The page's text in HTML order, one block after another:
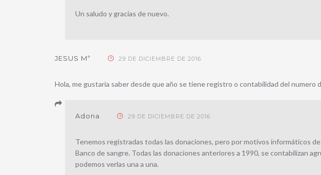
Un saludo y gracias de nuevo.
JESUS Mª 29 DE DICIEMBRE DE 2016
Hola, me gustaria saber desde que año se tiene registro o contabilidad del numero
Adona 29 DE DICIEMBRE DE 2016
Tenemos registradas todas las donaciones, pero por motivos informáticos
Banco de sangre. Todas las donaciones anteriores a 1990, se contabilizan
podemos verlas una a una.